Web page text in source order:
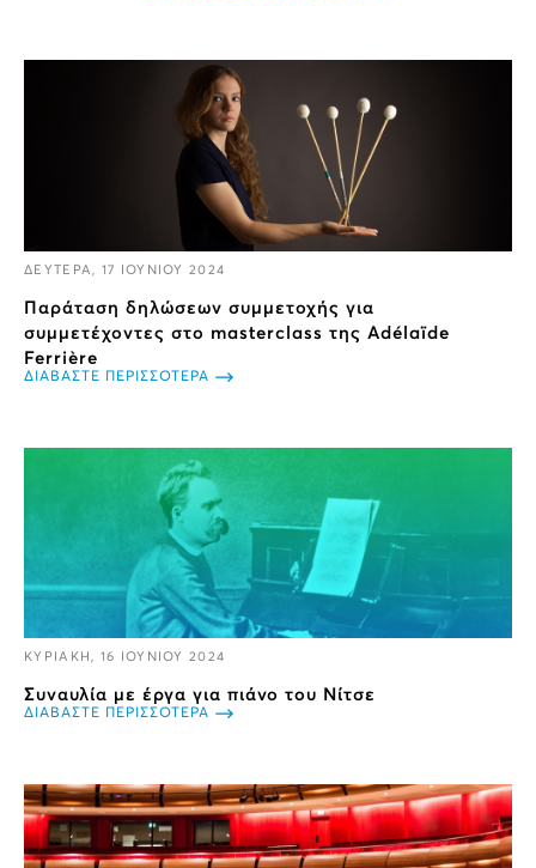
ΔΕΥΤΕΡΑ, 17 ΙΟΥΝΙΟΥ 2024
Παράταση δηλώσεων συμμετοχής για
συμμετέχοντες στο masterclass της Adélaïde
Ferrière
ΔΙΑΒΑΣΤΕ ΠΕΡΙΣΣΟΤΕΡΑ
ΚΥΡΙΑΚΗ, 16 ΙΟΥΝΙΟΥ 2024
Συναυλία με έργα για πιάνο του Νίτσε
ΔΙΑΒΑΣΤΕ ΠΕΡΙΣΣΟΤΕΡΑ